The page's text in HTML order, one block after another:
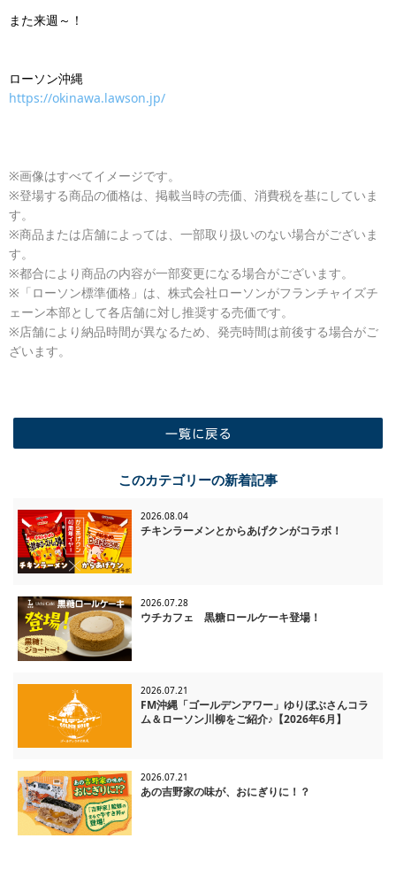
また来週～！
ローソン沖縄
https://okinawa.lawson.jp/
※画像はすべてイメージです。
※登場する商品の価格は、掲載当時の売価、消費税を基にしていま
す。
※商品または店舗によっては、一部取り扱いのない場合がございま
す。
※都合により商品の内容が一部変更になる場合がございます。
※「ローソン標準価格」は、株式会社ローソンがフランチャイズチ
ェーン本部として各店舗に対し推奨する売価です。
※店舗により納品時間が異なるため、発売時間は前後する場合がご
ざいます。
このカテゴリーの新着記事
2026.08.04
チキンラーメンとからあげクンがコラボ！
2026.07.28
ウチカフェ 黒糖ロールケーキ登場！
2026.07.21
FM沖縄「ゴールデンアワー」ゆりぼぶさんコラ
ム＆ローソン川柳をご紹介♪【2026年6月】
2026.07.21
あの吉野家の味が、おにぎりに！？